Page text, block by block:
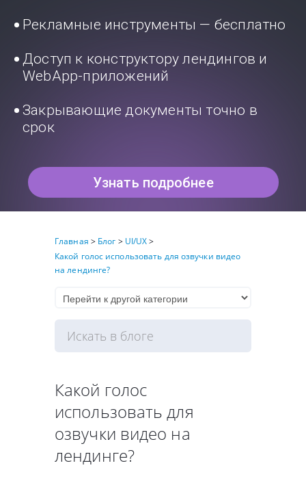
Рекламные инструменты — бесплатно
Доступ к конструктору лендингов и
WebApp-приложений
Закрывающие документы точно в
срок
Узнать подробнее
Главная > Блог > UI/UX>
Какой голос использовать для озвучки видео
на лендинге?
Какой голос
использовать для
озвучки видео на
лендинге?